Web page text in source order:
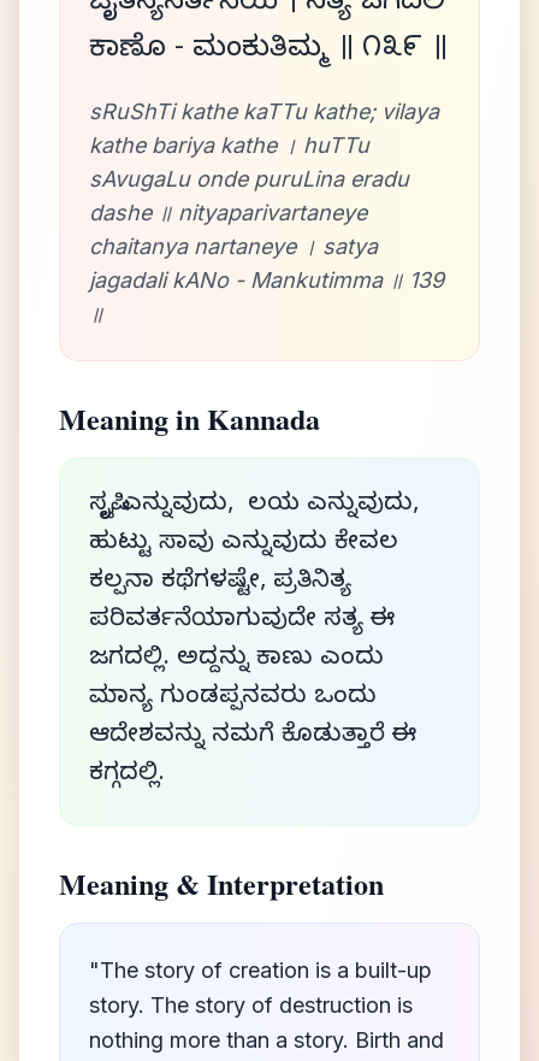
ಕಾಣೊ - ಮಂಕುತಿಮ್ಮ ॥ ೧೩೯ ॥
sRuShTi kathe kaTTu kathe; vilaya
kathe bariya kathe । huTTu
sAvugaLu onde puruLina eradu
dashe ॥ nityaparivartaneye
chaitanya nartaneye । satya
jagadali kANo - Mankutimma ॥ 139
॥
Meaning in Kannada
ಸೃಷ್ಟಿ ಎನ್ನುವುದು, ಲಯ ಎನ್ನುವುದು,
ಹುಟ್ಟು ಸಾವು ಎನ್ನುವುದು ಕೇವಲ
ಕಲ್ಪನಾ ಕಥೆಗಳಷ್ಟೇ, ಪ್ರತಿನಿತ್ಯ
ಪರಿವರ್ತನೆಯಾಗುವುದೇ ಸತ್ಯ ಈ
ಜಗದಲ್ಲಿ. ಅದ್ದನ್ನು ಕಾಣು ಎಂದು
ಮಾನ್ಯ ಗುಂಡಪ್ಪನವರು ಒಂದು
ಆದೇಶವನ್ನು ನಮಗೆ ಕೊಡುತ್ತಾರೆ ಈ
ಕಗ್ಗದಲ್ಲಿ.
Meaning & Interpretation
"The story of creation is a built-up
story. The story of destruction is
nothing more than a story. Birth and